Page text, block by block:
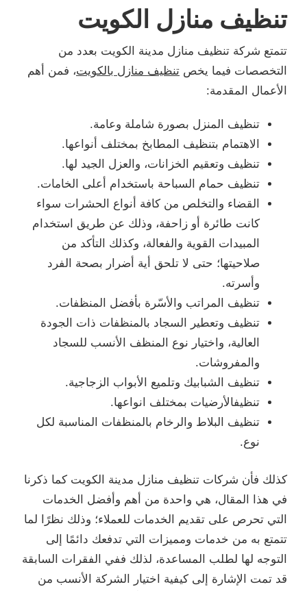
تنظيف منازل الكويت
تتمتع شركة تنظيف منازل مدينة الكويت بعدد من
التخصصات فيما يخص تنظيف منازل بالكويت، فمن أهم
الأعمال المقدمة:
تنظيف المنزل بصورة شاملة وعامة.
الاهتمام بتنظيف المطابخ بمختلف أنواعها.
تنظيف وتعقيم الخزانات، والعزل الجيد لها.
تنظيف حمام السباحة باستخدام أعلى الخامات.
القضاء والتخلص من كافة أنواع الحشرات سواء
كانت طائرة أو زاحفة، وذلك عن طريق استخدام
المبيدات القوية والفعالة، وكذلك التأكد من
صلاحيتها؛ حتى لا تلحق أية أضرار بصحة الفرد
وأسرته.
تنظيف المراتب والأسّرة بأفضل المنظفات.
تنظيف وتعطير السجاد بالمنظفات ذات الجودة
العالية، واختيار نوع المنظف الأنسب للسجاد
والمفروشات.
تنظيف الشبابيك وتلميع الأبواب الزجاجية.
تنظيفالأرضيات بمختلف انواعها.
تنظيف البلاط والرخام بالمنظفات المناسبة لكل
نوع.
كذلك فأن شركات تنظيف منازل مدينة الكويت كما ذكرنا
في هذا المقال، هي واحدة من أهم وأفضل الخدمات
التي تحرص على تقديم الخدمات للعملاء؛ وذلك نظرًا لما
تتمتع به من خدمات ومميزات التي تدفعك دائمًا إلى
التوجه لها لطلب المساعدة، لذلك ففي الفقرات السابقة
قد تمت الإشارة إلى كيفية اختيار الشركة الأنسب من